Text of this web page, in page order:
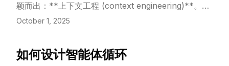
颖而出：**上下文工程 (context engineering)**。构
建语言模型应用的过程，正在从“如何为提示词找到最
为？”
October 1, 2025
如何设计智能体循环
View Article